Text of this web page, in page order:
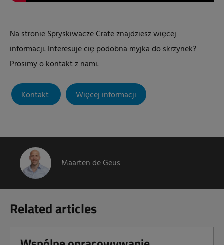
Na stronie SpryskiwaczeCrate znajdziesz więcej
informacji. Interesuje cię podobna myjka do skrzynek?
Prosimy okontaktz nami.
Kontakt Więcej informacji
Maarten de Geus
Related articles